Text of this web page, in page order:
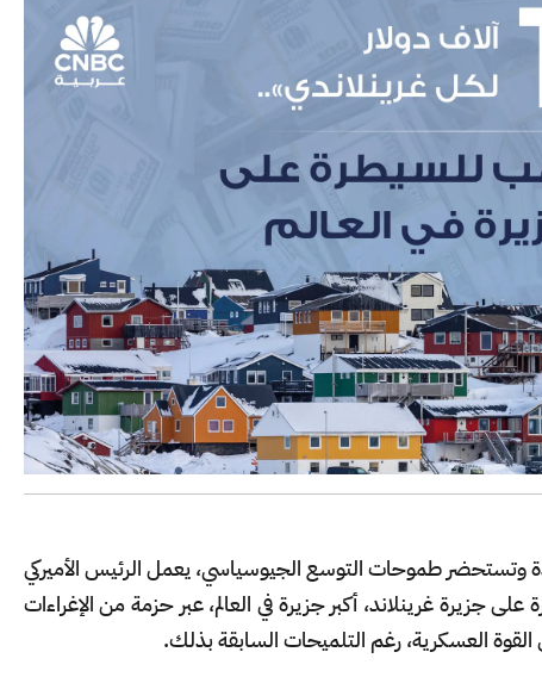
وتستحضر طموحات التوسع الجيوسياسي، يعمل الرئيس الأميركي
جزيرة غرينلاند، أكبر جزيرة في العالم، عبر حزمة من الإغراءات
القوة العسكرية، رغم التلميحات السابقة بذلك.